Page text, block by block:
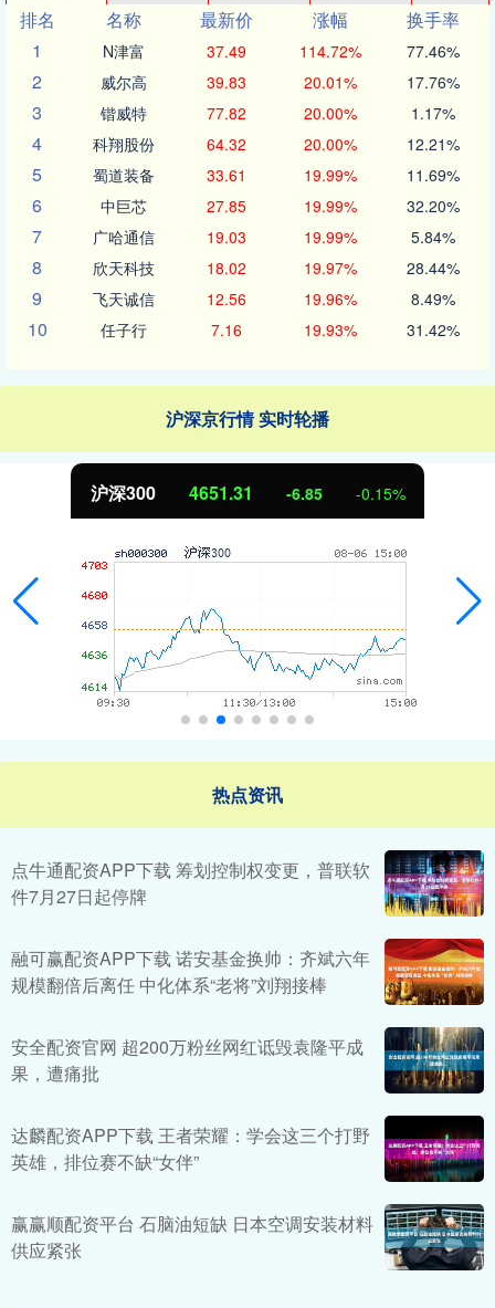
排名
名称 最新价 涨幅
换手率
1
N津富 37.49 114.72% 77.46%
2 威尔高 39.83 20.01% 17.76%
3 锴威特 77.82 20.00% 1.17%
4 科翔股份 64.32 20.00% 12.21%
5 蜀道装备 33.61 19.99% 11.69%
6 中巨芯 27.85 19.99% 32.20%
7 广哈通信 19.03 19.99% 5.84%
8 欣天科技 18.02 19.97% 28.44%
9 飞天诚信 12.56 19.96% 8.49%
10 任子行 7.16 19.93% 31.42%
沪深京行情 实时轮播
沪深300 4651.31 -6.85 -0.15%
热点资讯
点牛通配资APP下载 筹划控制权变更，普联软
件7月27日起停牌
融可赢配资APP下载 诺安基金换帅：齐斌六年
规模翻倍后离任 中化体系“老将”刘翔接棒
安全配资官网 超200万粉丝网红诋毁袁隆平成
果，遭痛批
达麟配资APP下载 王者荣耀：学会这三个打野
英雄，排位赛不缺“女伴”
赢赢顺配资平台 石脑油短缺 日本空调安装材料
供应紧张